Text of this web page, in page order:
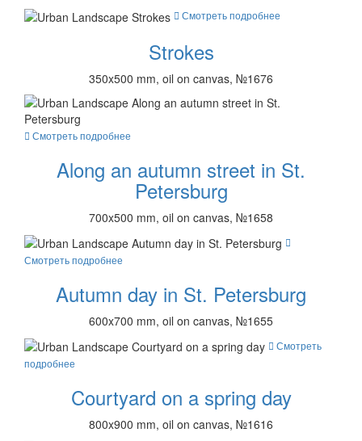
Смотреть подробнее
Strokes
350x500 mm, oil on canvas, №1676
Смотреть подробнее
Along an autumn street in St.
Petersburg
700x500 mm, oil on canvas, №1658
Смотреть подробнее
Autumn day in St. Petersburg
600x700 mm, oil on canvas, №1655
Смотреть
подробнее
Courtyard on a spring day
800x900 mm, oil on canvas, №1616